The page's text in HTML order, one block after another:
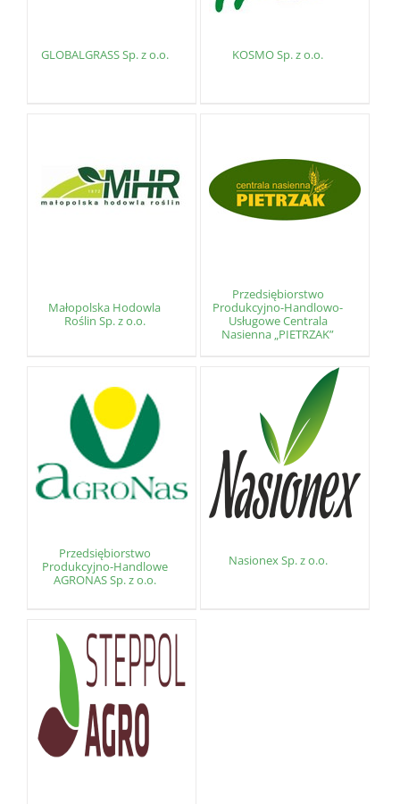
GLOBALGRASS Sp. z o.o. KOSMO Sp. z o.o.
Małopolska Hodowla
Roślin Sp. z o.o.
Przedsiębiorstwo
Produkcyjno-Handlowo-
Usługowe Centrala
Nasienna „PIETRZAK”
Przedsiębiorstwo
Produkcyjno-Handlowe
AGRONAS Sp. z o.o.
Nasionex Sp. z o.o.